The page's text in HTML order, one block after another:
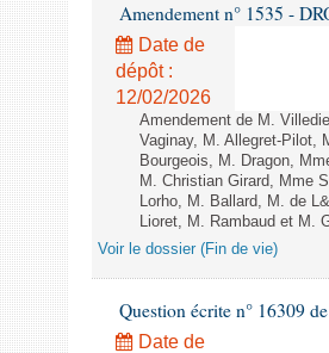
Amendement n° 1535 -
Date de
dépôt :
12/02/2026
Amendement de M.
Vaginay, M. Allegret-Pilot,
Bourgeois, M. Dragon,
M. Christian Girard, Mme
Lorho, M. Ballard, M. de
Lioret, M. Rambaud et M.
Voir le dossier (Fin de vie)
Question écrite n° 16309
Date de